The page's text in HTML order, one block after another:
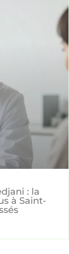
: la
à Saint-